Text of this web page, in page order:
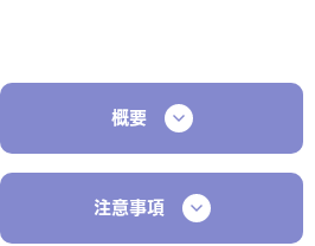
概要
注意事項